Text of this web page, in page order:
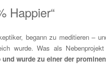
Happier“
begann zu meditieren –
wurde. Was als
wurde zu einer der